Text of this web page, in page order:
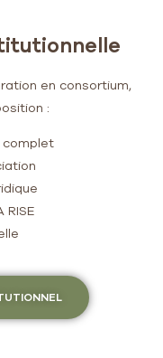
en consortium,
:
complet
RISE